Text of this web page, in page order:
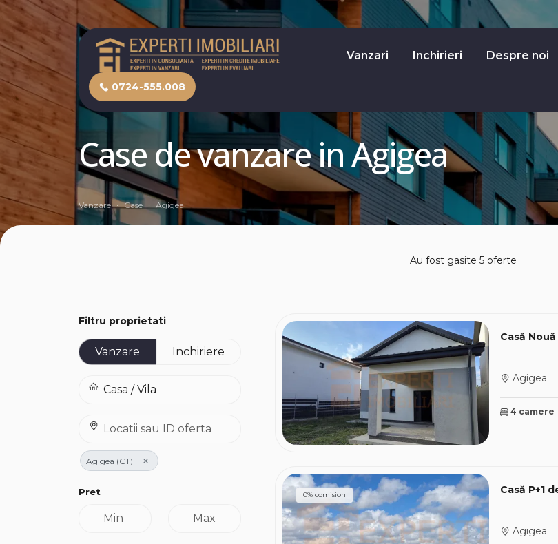
Vanzari Inchirieri Despre noi
0724-555.008
Case de vanzare in Agigea
Vanzare Case Agigea
Au fost gasite 5 oferte
Casă
Agigea
4 camere
0% comision Casă P+1
Agigea
Filtru proprietati
Vanzare Inchiriere
Agigea (CT) ×
Pret